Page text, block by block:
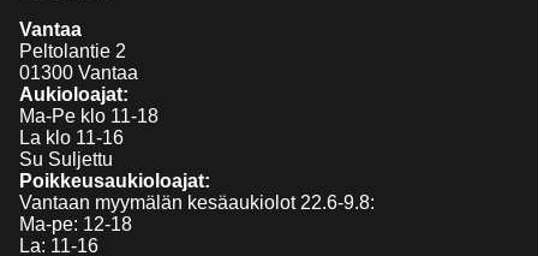
Vantaa
Peltolantie 2
01300 Vantaa
Aukioloajat:
Ma-Pe klo 11-18
La klo 11-16
Su Suljettu
Poikkeusaukioloajat:
Vantaan myymälän kesäaukiolot 22.6-9.8:
Ma-pe: 12-18
La: 11-16